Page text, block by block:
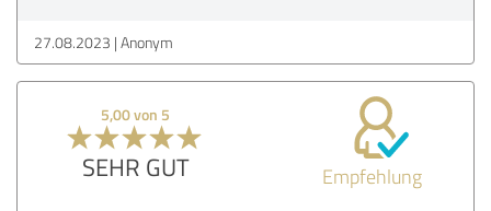
27.08.2023 Anonym
5,00 von 5
SEHR GUT Empfehlung